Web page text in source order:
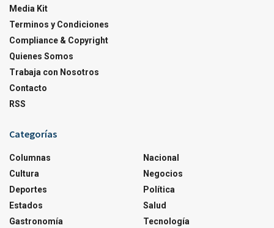
Media Kit
Terminos y Condiciones
Compliance & Copyright
Quienes Somos
Trabaja con Nosotros
Contacto
RSS
Categorías
Columnas
Cultura
Deportes
Estados
Gastronomía
Nacional
Negocios
Política
Salud
Tecnología